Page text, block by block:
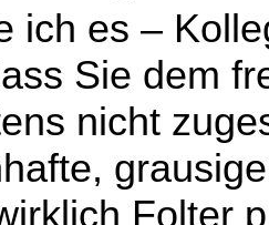
ich es –
Sie dem
nicht
Folter